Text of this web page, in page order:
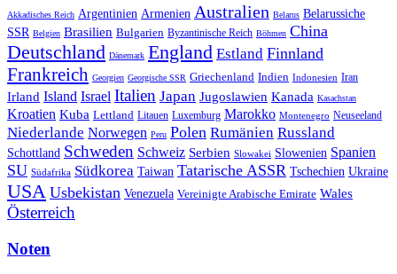
Akkadisches Reich Argentinien Armenien Australien Belarus Belarussiche
SSR Belgien Brasilien Bulgarien Byzantinische Reich Böhmen China
Deutschland Dänemark England Estland Finnland
Frankreich Georgien Georgische SSR Griechenland Indien Indonesien Iran
Irland Island Israel Italien Japan Jugoslawien Kanada Kasachstan
Kroatien Kuba Lettland Litauen Luxemburg Marokko Montenegro Neuseeland
Niederlande Norwegen Peru Polen Rumänien Russland
Schottland Schweden Schweiz Serbien Slowakei Slowenien Spanien
SU Südafrika Südkorea Taiwan Tatarische ASSR Tschechien Ukraine
USA Usbekistan Venezuela Vereinigte Arabische Emirate Wales
Österreich
Noten